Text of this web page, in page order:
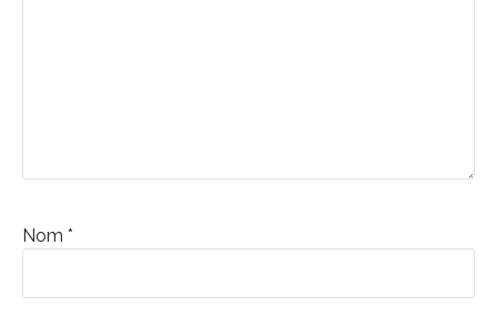
Nom *